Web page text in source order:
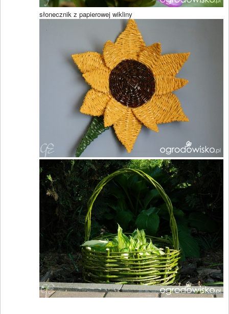
słonecznik z papierowej wikliny